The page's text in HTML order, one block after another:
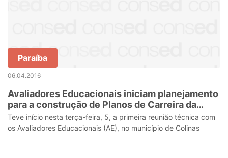
Paraíba
06.04.2016
Avaliadores Educacionais iniciam planejamento
para a construção de Planos de Carreira da
Educação
Teve início nesta terça-feira, 5, a primeira reunião técnica com
os Avaliadores Educacionais (AE), no município de Colinas